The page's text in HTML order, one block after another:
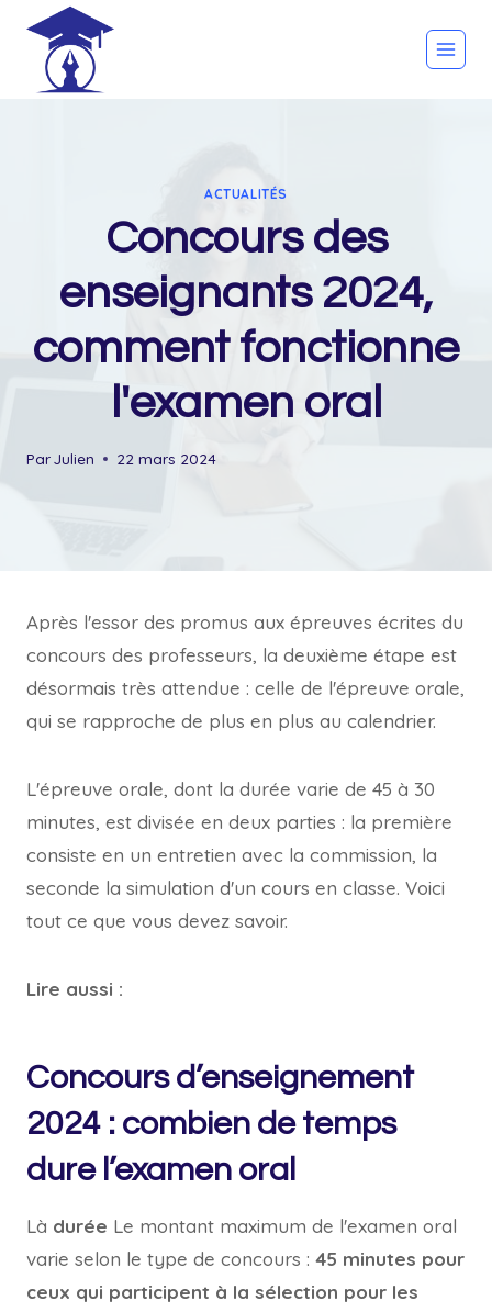
content
ACTUALITÉS
Concours des
enseignants 2024,
comment fonctionne
l'examen oral
ParJulien 22 mars 2024
Après l'essor des promus aux épreuves écrites du
concours des professeurs, la deuxième étape est
désormais très attendue : celle de l'épreuve orale,
qui se rapproche de plus en plus au calendrier.
L'épreuve orale, dont la durée varie de 45 à 30
minutes, est divisée en deux parties : la première
consiste en un entretien avec la commission, la
seconde la simulation d'un cours en classe. Voici
tout ce que vous devez savoir.
Lire aussi :
Concours d’enseignement
2024 : combien de temps
dure l’examen oral
Là durée Le montant maximum de l'examen oral
varie selon le type de concours : 45 minutes pour
ceux qui participent à la sélection pour les